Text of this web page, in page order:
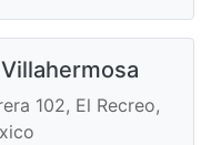
102, El Recreo,